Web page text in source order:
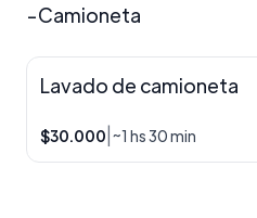
-Camioneta
Lavado de camioneta
$30.000 ~1 hs 30 min